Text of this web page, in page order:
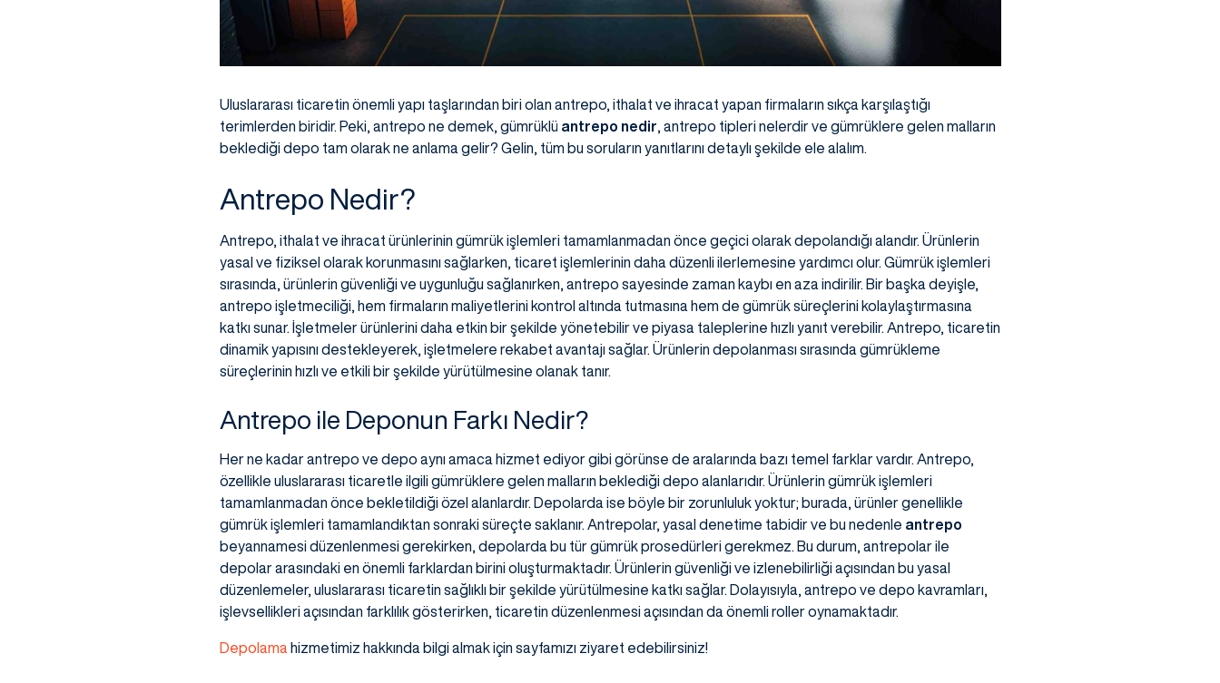
Uluslararası ticaretin önemli yapı taşlarından biri olan antrepo, ithalat ve ihracat yapan firmaların sıkça karşılaştığı
terimlerden biridir. Peki, antrepo ne demek, gümrüklü antrepo nedir , antrepo tipleri nelerdir ve gümrüklere gelen malların
beklediği depo tam olarak ne anlama gelir? Gelin, tüm bu soruların yanıtlarını detaylı şekilde ele alalım.
Antrepo Nedir?
Antrepo, ithalat ve ihracat ürünlerinin gümrük işlemleri tamamlanmadan önce geçici olarak depolandığı alandır. Ürünlerin
yasal ve fiziksel olarak korunmasını sağlarken, ticaret işlemlerinin daha düzenli ilerlemesine yardımcı olur. Gümrük işlemleri
sırasında, ürünlerin güvenliği ve uygunluğu sağlanırken, antrepo sayesinde zaman kaybı en aza indirilir. Bir başka deyişle,
antrepo işletmeciliği, hem firmaların maliyetlerini kontrol altında tutmasına hem de gümrük süreçlerini kolaylaştırmasına
katkı sunar. İşletmeler ürünlerini daha etkin bir şekilde yönetebilir ve piyasa taleplerine hızlı yanıt verebilir. Antrepo, ticaretin
dinamik yapısını destekleyerek, işletmelere rekabet avantajı sağlar. Ürünlerin depolanması sırasında gümrükleme
süreçlerinin hızlı ve etkili bir şekilde yürütülmesine olanak tanır.
Antrepo ile Deponun Farkı Nedir?
Her ne kadar antrepo ve depo aynı amaca hizmet ediyor gibi görünse de aralarında bazı temel farklar vardır. Antrepo,
özellikle uluslararası ticaretle ilgili gümrüklere gelen malların beklediği depo alanlarıdır. Ürünlerin gümrük işlemleri
tamamlanmadan önce bekletildiği özel alanlardır. Depolarda ise böyle bir zorunluluk yoktur; burada, ürünler genellikle
gümrük işlemleri tamamlandıktan sonraki süreçte saklanır. Antrepolar, yasal denetime tabidir ve bu nedenle antrepo
beyannamesi düzenlenmesi gerekirken, depolarda bu tür gümrük prosedürleri gerekmez. Bu durum, antrepolar ile
depolar arasındaki en önemli farklardan birini oluşturmaktadır. Ürünlerin güvenliği ve izlenebilirliği açısından bu yasal
düzenlemeler, uluslararası ticaretin sağlıklı bir şekilde yürütülmesine katkı sağlar. Dolayısıyla, antrepo ve depo kavramları,
işlevsellikleri açısından farklılık gösterirken, ticaretin düzenlenmesi açısından da önemli roller oynamaktadır.
Depolama hizmetimiz hakkında bilgi almak için sayfamızı ziyaret edebilirsiniz!